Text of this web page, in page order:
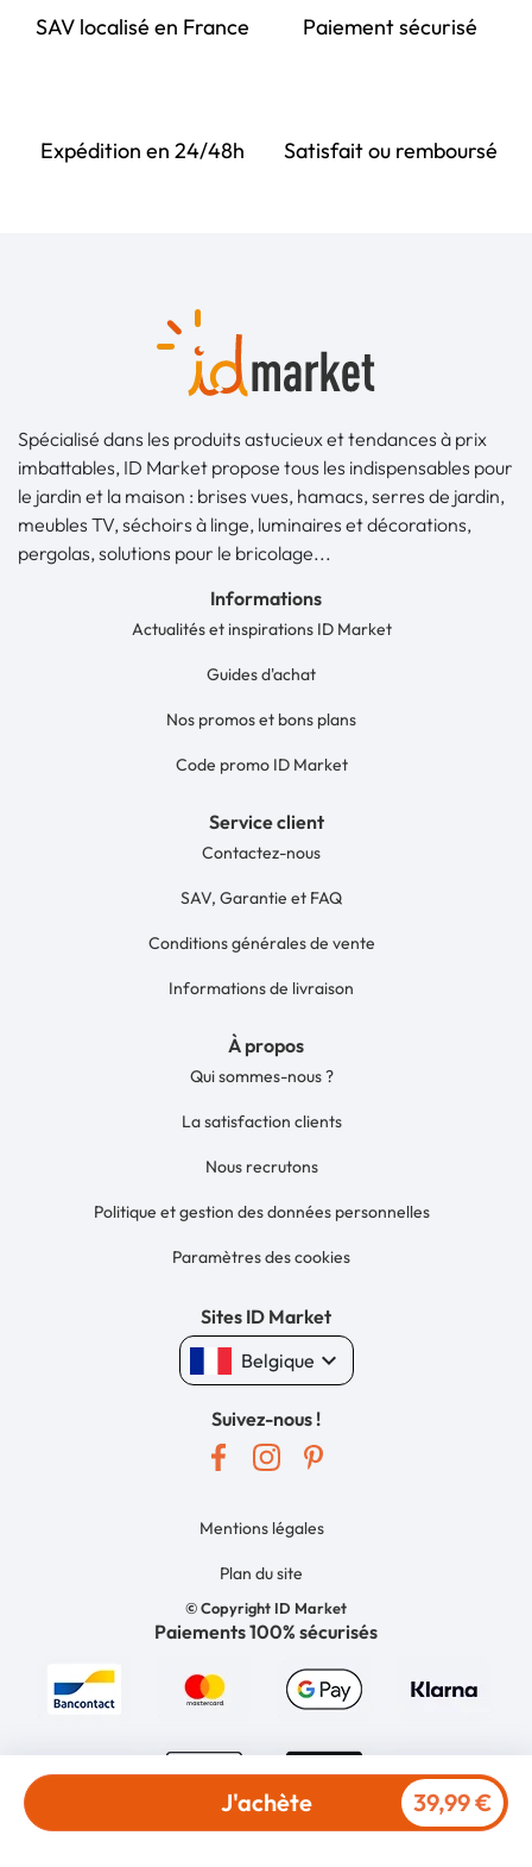
J'achète 39,99 €
SAV localisé en France Paiement sécurisé
Expédition en 24/48h Satisfait ou remboursé
Spécialisé dans les produits astucieux et tendances à prix
imbattables, ID Market propose tous les indispensables pour
le jardin et la maison : brises vues, hamacs, serres de jardin,
meubles TV, séchoirs à linge, luminaires et décorations,
pergolas, solutions pour le bricolage...
Informations
Actualités et inspirations ID Market
Guides d'achat
Nos promos et bons plans
Code promo ID Market
Service client
Contactez-nous
SAV, Garantie et FAQ
Conditions générales de vente
Informations de livraison
À propos
Qui sommes-nous ?
La satisfaction clients
Nous recrutons
Politique et gestion des données personnelles
Paramètres des cookies
Sites ID Market
Belgique keyboard_arrow_down
Suivez-nous !
© Copyright ID Market
Mentions légales
Plan du site
Paiements 100% sécurisés